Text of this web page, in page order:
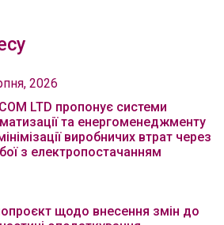
2026
LTD пропонує системи
та енергоменеджменту
виробничих втрат через
з електропостачанням
щодо внесення змін до